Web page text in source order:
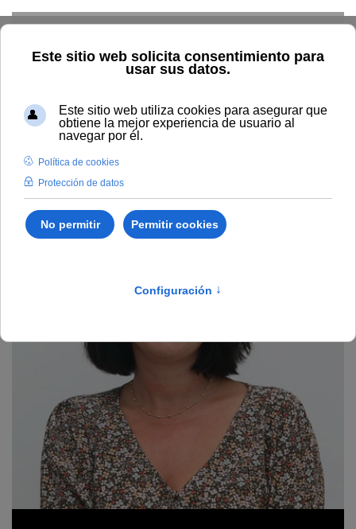
Home La UNIA Directorio Área de Gerencia
Ana
Belén Madera Molano